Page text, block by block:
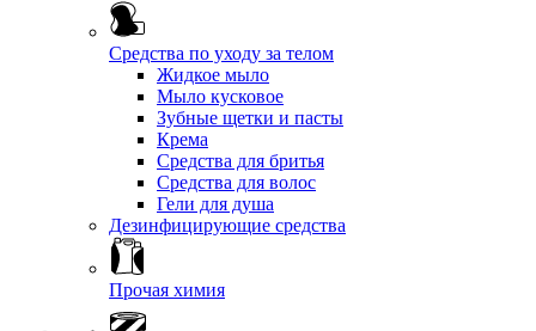
Средства по уходу за телом
Жидкое мыло
Мыло кусковое
Зубные щетки и пасты
Крема
Средства для бритья
Средства для волос
Гели для душа
Дезинфицирующие средства
Прочая химия